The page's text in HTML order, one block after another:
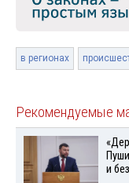
в регионах
Рекомендуемые
и